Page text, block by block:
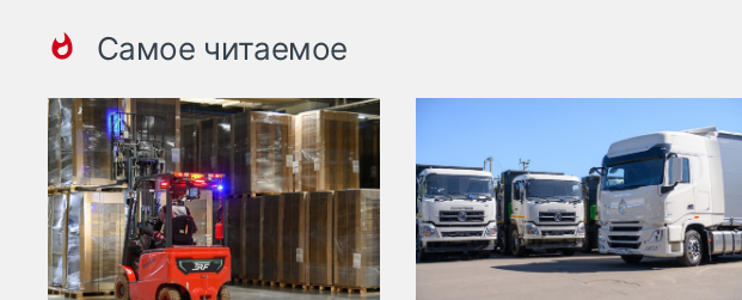
Самое читаемое